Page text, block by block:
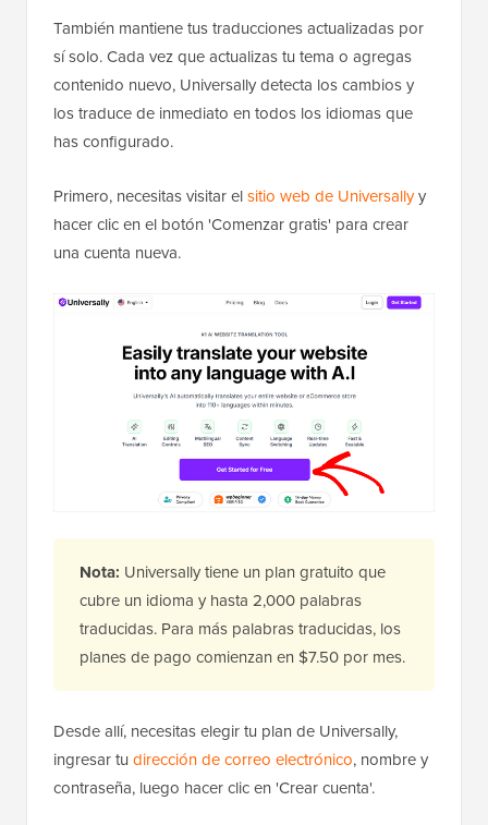
También mantiene tus traducciones actualizadas por
sí solo. Cada vez que actualizas tu tema o agregas
contenido nuevo, Universally detecta los cambios y
los traduce de inmediato en todos los idiomas que
has configurado.
Primero, necesitas visitar elsitio web de Universallyy
hacer clic en el botón 'Comenzar gratis' para crear
una cuenta nueva.
Nota: Universally tiene un plan gratuito que
cubre un idioma y hasta 2,000 palabras
traducidas. Para más palabras traducidas, los
planes de pago comienzan en $7.50 por mes.
Desde allí, necesitas elegir tu plan de Universally,
ingresar tu dirección de correo electrónico, nombre y
contraseña, luego hacer clic en 'Crear cuenta'.